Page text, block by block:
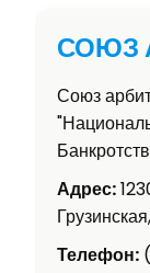
СОЮЗ
Союз
Адрес:
Телефон: